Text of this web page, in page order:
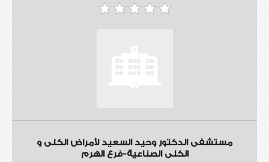
مستشفى الدكتور وحيد السعيد لأمراض الكلى و
الكلى الصناعية-فرع الهرم